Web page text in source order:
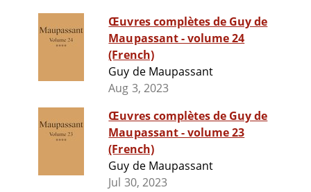
Œuvres complètes de Guy de
Maupassant - volume 24
(French)
Guy de Maupassant
Aug 3, 2023
Œuvres complètes de Guy de
Maupassant - volume 23
(French)
Guy de Maupassant
Jul 30, 2023